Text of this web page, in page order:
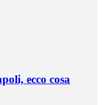
ecco cosa